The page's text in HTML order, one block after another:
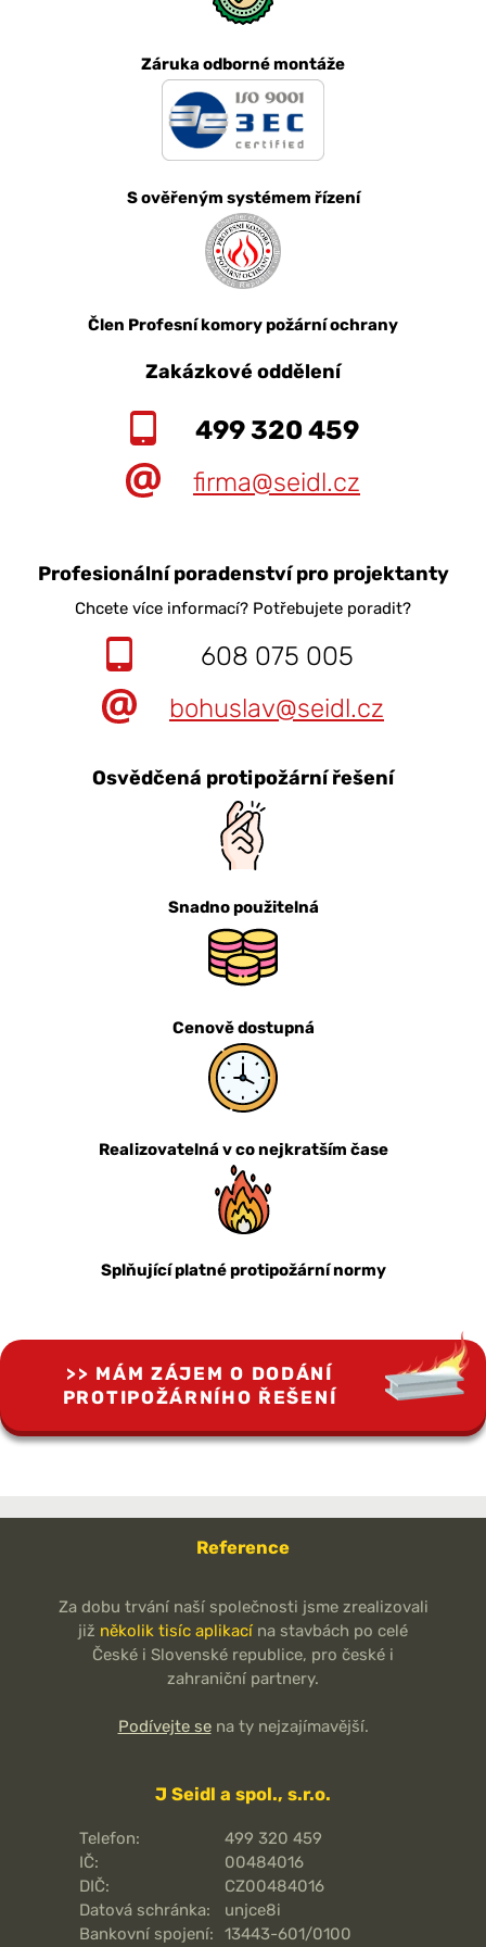
Záruka odborné montáže
S ověřeným systémem řízení
Člen Profesní komory požární ochrany
Zakázkové oddělení
499 320 459
firma@seidl.cz
Profesionální poradenství pro projektanty
Chcete více informací? Potřebujete poradit?
608 075 005
bohuslav@seidl.cz
Osvědčená protipožární řešení
Snadno použitelná
Cenově dostupná
Realizovatelná v co nejkratším čase
Splňující platné protipožární normy
MÁM ZÁJEM O DODÁNÍ
PROTIPOŽÁRNÍHO ŘEŠENÍ
Reference
Za dobu trvání naší společnosti jsme zrealizovali
již několik tisíc aplikací na stavbách po celé
České i Slovenské republice, pro české i
zahraniční partnery.
Podívejte sena ty nejzajímavější.
J Seidl a spol., s.r.o.
Telefon:
499 320 459
IČ:
00484016
DIČ:
CZ00484016
Datová schránka:
unjce8i
Bankovní spojení:
13443-601/0100